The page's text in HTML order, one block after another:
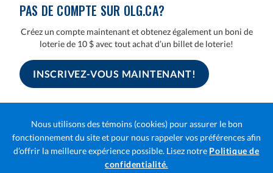
Nous utilisons des témoins (cookies) pour assurer le bon
fonctionnement du site et pour nous rappeler vos préférences afin
d’offrir la meilleure expérience possible. Lisez notre Politique de
confidentialité.
PAS DE COMPTE SUR OLG.CA?
Créez un compte maintenant et obtenez également un boni de
loterie de 10 $ avec tout achat d’un billet de loterie!
INSCRIVEZ-VOUS MAINTENANT!
Ontario et vous trouver dans la province pour participer. Aucun
achat requis pour participer.